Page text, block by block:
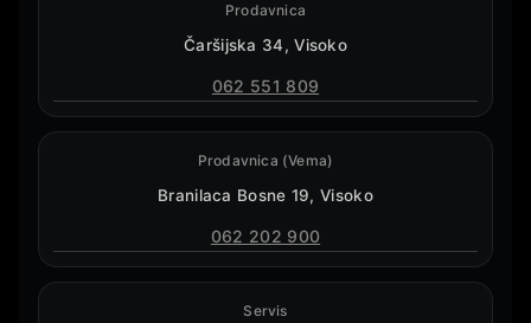
Prodavnica
Čaršijska 34, Visoko
062 551 809
Prodavnica (Vema)
Branilaca Bosne 19, Visoko
062 202 900
Servis